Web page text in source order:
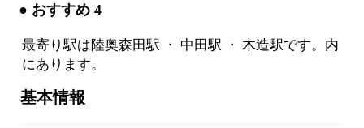
● おすすめ 4
最寄り駅は陸奥森田駅 ・ 中田駅 ・ 木造駅です。内
にあります。
基本情報